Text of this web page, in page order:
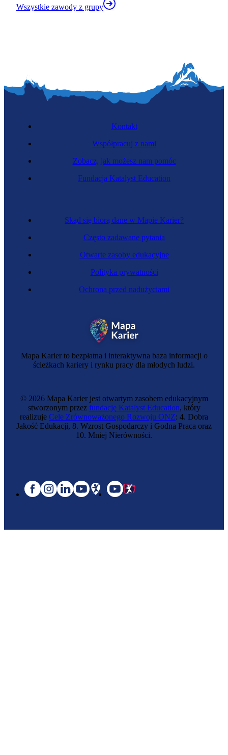
Wszystkie zawody z grupy
Mapa Karier to bezpłatna i interaktywna baza informacji o
ścieżkach kariery i rynku pracy dla młodych ludzi.
Skąd się biorą dane w Mapie Karier?
Często zadawane pytania
Otwarte zasoby edukacyjne
Polityka prywatności
Ochrona przed nadużyciami
Kontakt
Współpracuj z nami
Zobacz, jak możesz nam pomóc
Fundacja Katalyst Education
© 2026 Mapa Karier jest otwartym zasobem edukacyjnym
stworzonym przez fundację Katalyst Education, który
realizuje Cele Zrównoważonego Rozwoju ONZ: 4. Dobra
Jakość Edukacji, 8. Wzrost Gospodarczy i Godna Praca oraz
10. Mniej Nierówności.